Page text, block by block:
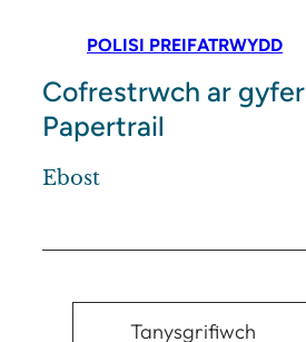
POLISI PREIFATRWYDD
Cofrestrwch ar gyfer
Papertrail
Ebost